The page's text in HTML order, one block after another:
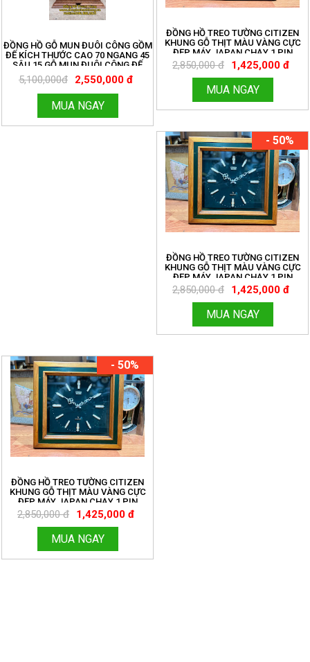
ĐỒNG HỒ GỖ MUN ĐUÔI CÔNG GỒM
ĐẾ KÍCH THƯỚC CAO 70 NGANG 45
SÂU 15 GỖ MUN ĐUÔI CÔNG ĐẾ
20X50 CAO 20. CÓ CHUÔNG NHẠC
CỔ ĐIỆN TỬ NGHE RẤT HAY
5,100,000đ 2,550,000 đ
MUA NGAY
ĐỒNG HỒ TREO TƯỜNG CITIZEN
KHUNG GỖ THỊT MÀU VÀNG CỰC
ĐẸP MÁY JAPAN CHẠY 1 PIN
TRUNG MÁY CHẠY TỐT VỎ MỚI 98%
2,850,000 đ 1,425,000 đ
MUA NGAY
- 50%
ĐỒNG HỒ TREO TƯỜNG CITIZEN
KHUNG GỖ THỊT MÀU VÀNG CỰC
ĐẸP MÁY JAPAN CHẠY 1 PIN
TRUNG MÁY CHẠY TỐT VỎ MỚI 98%
2,850,000 đ 1,425,000 đ
MUA NGAY
- 50%
ĐỒNG HỒ TREO TƯỜNG CITIZEN
KHUNG GỖ THỊT MÀU VÀNG CỰC
ĐẸP MÁY JAPAN CHẠY 1 PIN
TRUNG MÁY CHẠY TỐT VỎ MỚI 98%
2,850,000 đ 1,425,000 đ
MUA NGAY